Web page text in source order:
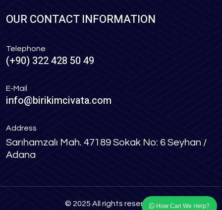
OUR CONTACT INFORMATION
Telephone
(+90) 322 428 50 49
E-Mail
info@birikimcivata.com
Address
Sarıhamzalı Mah. 47189 Sokak No: 6 Seyhan /
Adana
© 2025 All rights reservedHow Can We Help?